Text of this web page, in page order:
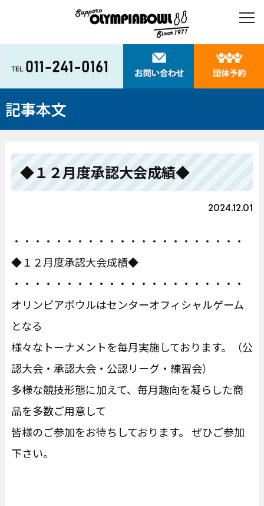
記事本文
◆１２月度承認大会成績◆
2024.12.01
・・・・・・・・・・・・・・・・・・・・・・
◆１２月度承認大会成績◆
・・・・・・・・・・・・・・・・・・・・・・
オリンピアボウルはセンターオフィシャルゲーム
となる
様々なトーナメントを毎月実施しております。（公
認大会・承認大会・公認リーグ・練習会）
多様な競技形態に加えて、毎月趣向を凝らした商
品を多数ご用意して
皆様のご参加をお待ちしております。 ぜひご参加
下さい。